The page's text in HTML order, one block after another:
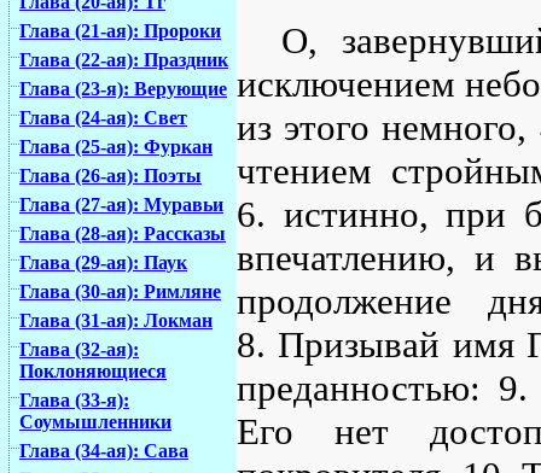
Глава (21-ая): Пророки
Глава (22-ая): Праздник
Глава (23-я): Верующие
Глава (24-ая): Свет
Глава (25-ая): Фуркан
Глава (26-ая): Поэты
Глава (27-ая): Муравьи
Глава (28-ая): Рассказы
Глава (29-ая): Паук
Глава (30-ая): Римляне
Глава (31-ая): Локман
Глава (32-ая):
Поклоняющиеся
Глава (33-я):
Соумышленники
Глава (34-ая): Сава
О,
исключением
из этого
чтением
6. истинно, при
впечатлению, и
продолжение
8. Призывай имя
преданностью:
Его нет